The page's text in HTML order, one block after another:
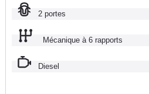
2 portes
Mécanique à 6 rapports
Diesel